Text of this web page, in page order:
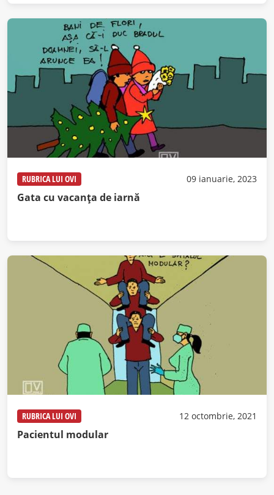
RUBRICA LUI OVI 09 ianuarie, 2023
Gata cu vacanța de iarnă
RUBRICA LUI OVI 12 octombrie, 2021
Pacientul modular